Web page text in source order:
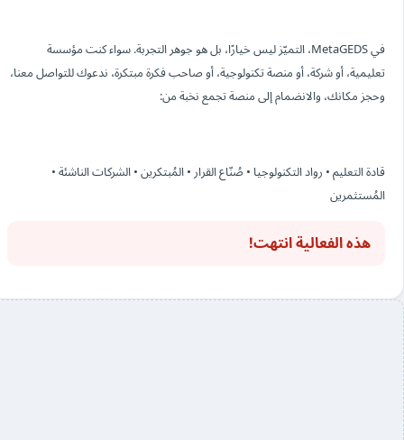
في MetaGEDS، التميّز ليس خيارًا، بل هو جوهر التجربة. سواء كنت مؤسسة
تعليمية، أو شركة، أو منصة تكنولوجية، أو صاحب فكرة مبتكرة، ندعوك للتواصل معنا،
وحجز مكانك، والانضمام إلى منصة تجمع نخبة من:
قادة التعليم • رواد التكنولوجيا • صُنّاع القرار • المُبتكرين • الشركات الناشئة •
المُستثمرين
هذه الفعالية انتهت!